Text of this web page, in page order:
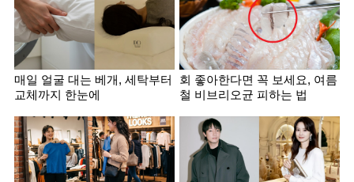
매일 얼굴 대는 베개, 세탁부터
교체까지 한눈에
회 좋아한다면 꼭 보세요, 여름
철 비브리오균 피하는 법